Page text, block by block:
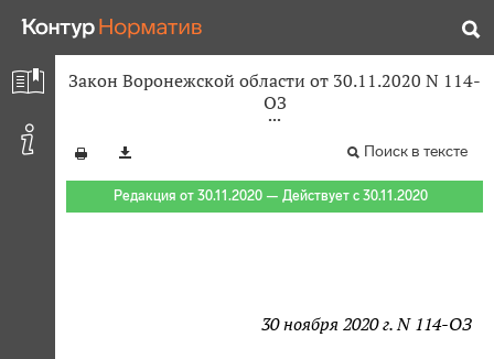
Закон Воронежской области от 30.11.2020 N 114-
ОЗ
Поиск в тексте
Редакция от 30.11.2020 — Действует с 30.11.2020
30 ноября 2020 г. N 114-ОЗ